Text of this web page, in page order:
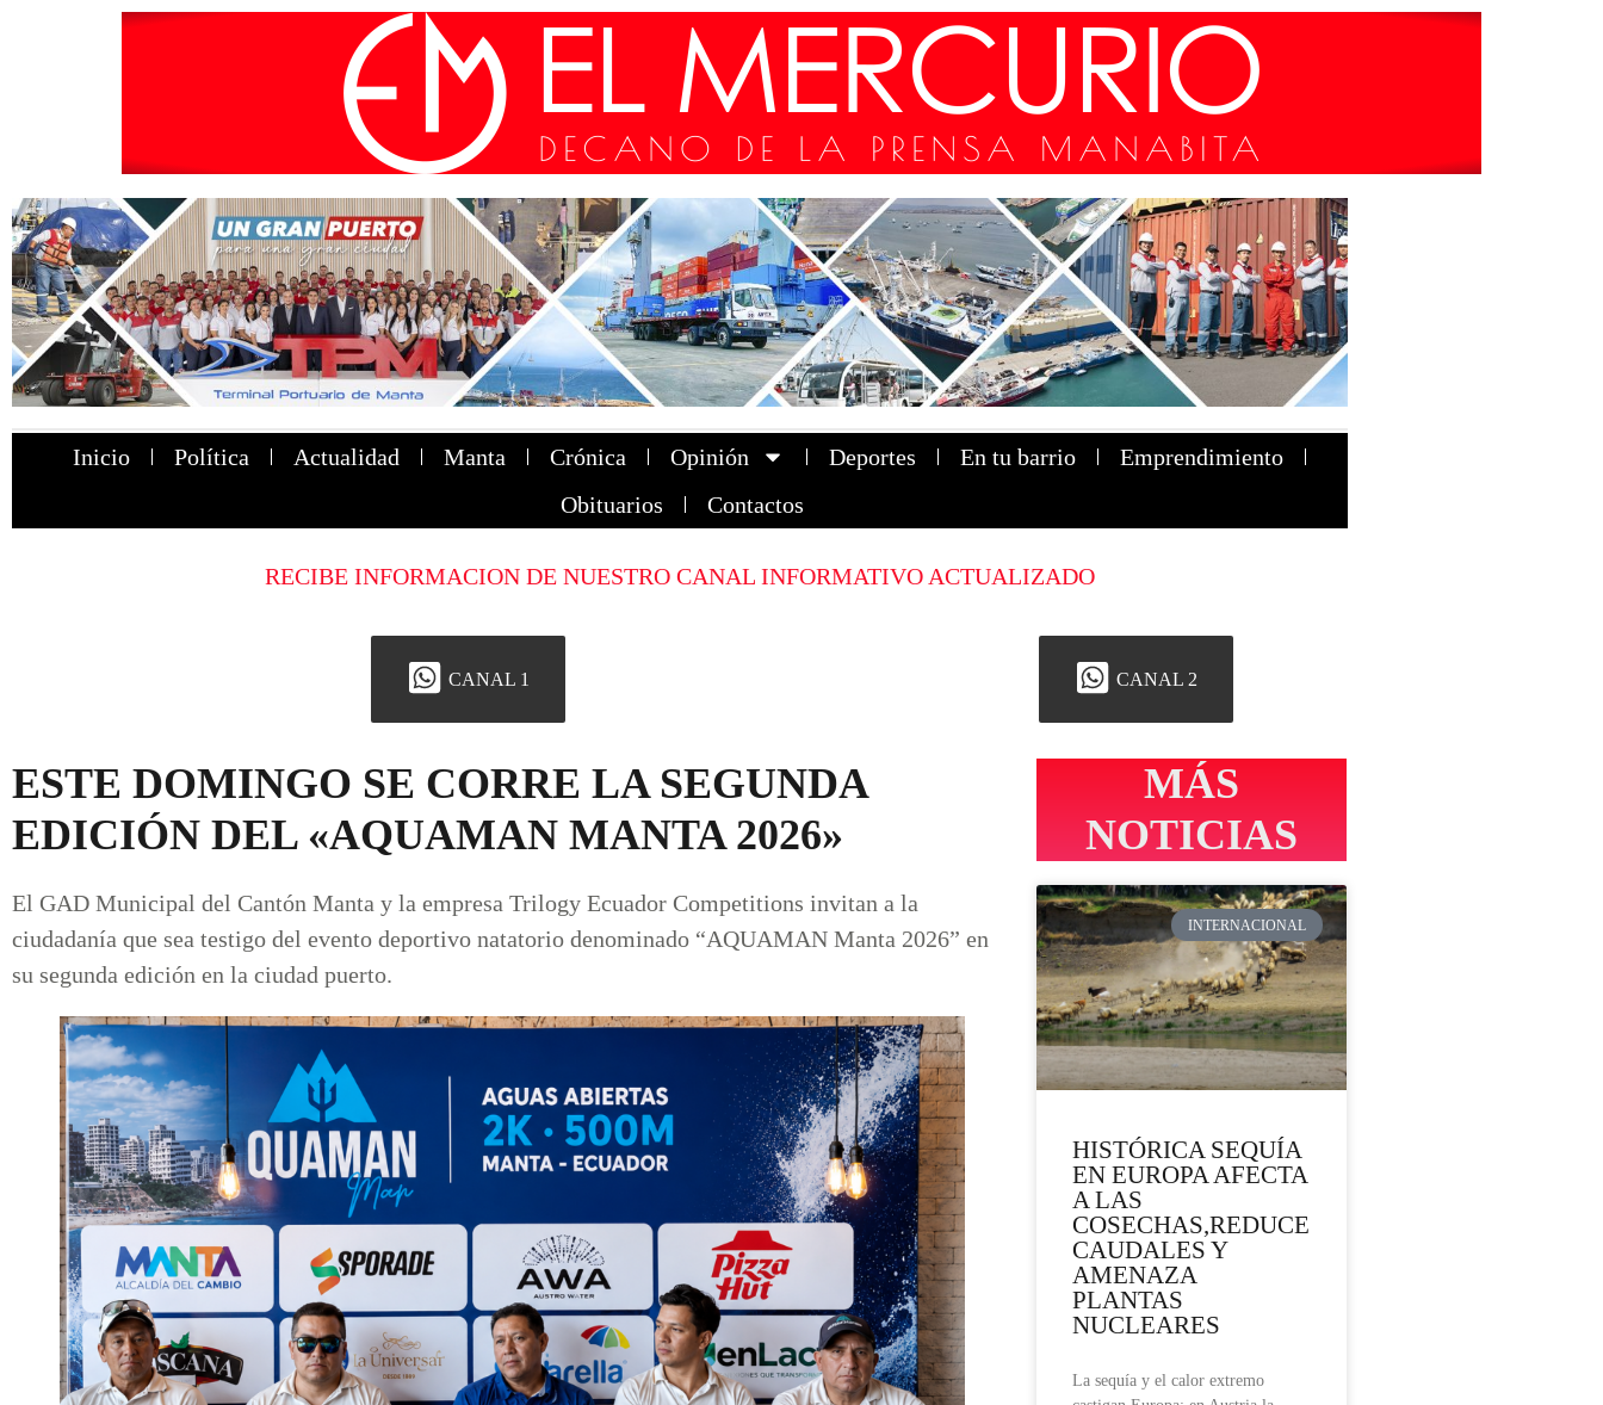
Inicio Política Actualidad Manta Crónica Opinión Deportes En tu barrio
Emprendimiento
Obituarios
Contactos
RECIBE INFORMACION DE NUESTRO CANAL INFORMATIVO ACTUALIZADO
CANAL 1 CANAL 2
ESTE DOMINGO SE CORRE LA SEGUNDA
EDICIÓN DEL «AQUAMAN MANTA 2026»
El GAD Municipal del Cantón Manta y la empresa Trilogy Ecuador Competitions invitan a la
ciudadanía que sea testigo del evento deportivo natatorio denominado “AQUAMAN Manta 2026” en
su segunda edición en la ciudad puerto.
MÁS
NOTICIAS
INTERNACIONAL
HISTÓRICA SEQUÍA
EN EUROPA AFECTA
A LAS
COSECHAS,REDUCE
CAUDALES Y
AMENAZA
PLANTAS
NUCLEARES
La sequía y el calor extremo